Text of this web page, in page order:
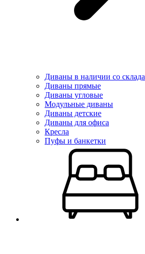
Диваны в наличии со склада
Диваны прямые
Диваны угловые
Модульные диваны
Диваны детские
Диваны для офиса
Кресла
Пуфы и банкетки